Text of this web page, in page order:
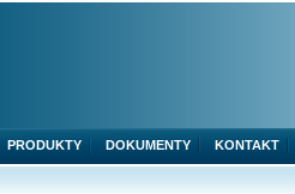
PRODUKTY DOKUMENTY KONTAKT